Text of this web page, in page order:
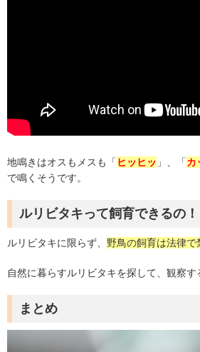
地鳴きはオスもメスも「ヒッヒッ 」、「カ
で鳴くそうです。
ルリビタキって飼育できるの！
ルリビタキに限らず、 野鳥の飼育は法律で
自然に暮らすルリビタキを探して、観察す
まとめ